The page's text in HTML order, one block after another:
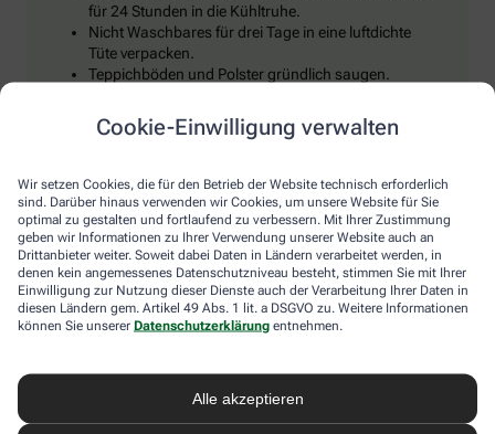
Cookie-Einwilligung verwalten
Wir setzen Cookies, die für den Betrieb der Website technisch erforderlich
sind. Darüber hinaus verwenden wir Cookies, um unsere Website für Sie
optimal zu gestalten und fortlaufend zu verbessern. Mit Ihrer Zustimmung
geben wir Informationen zu Ihrer Verwendung unserer Website auch an
Drittanbieter weiter. Soweit dabei Daten in Ländern verarbeitet werden, in
denen kein angemessenes Datenschutzniveau besteht, stimmen Sie mit Ihrer
Einwilligung zur Nutzung dieser Dienste auch der Verarbeitung Ihrer Daten in
diesen Ländern gem. Artikel 49 Abs. 1 lit. a DSGVO zu. Weitere Informationen
können Sie unserer Datenschutzerklärung entnehmen.
Alle akzeptieren
für 24 Stunden in die Kühltruhe.
Nicht Waschbares für drei Tage in eine luftdichte
Tüte verpacken.
Teppichböden und Polster gründlich saugen.
Immer auf dem Laufenden bleiben –
melden Sie sich an.